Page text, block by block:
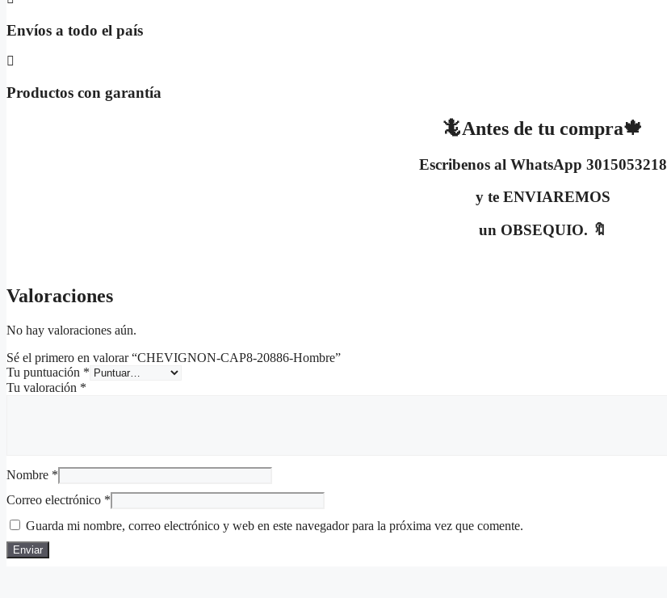
Envíos a todo el país
Productos con garantía
🦎Antes de tu compra🍁
Escribenos al WhatsApp 3015053218
y te ENVIAREMOS
un OBSEQUIO. 🔖
Valoraciones
No hay valoraciones aún.
Sé el primero en valorar “CHEVIGNON-CAP8-20886-Hombre”
Tu puntuación *
Tu valoración *
Nombre *
Correo electrónico *
Guarda mi nombre, correo electrónico y web en este navegador para la próxima vez que comente.